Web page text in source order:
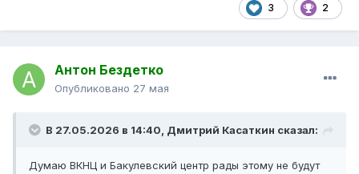
3 2
Антон Бездетко
Опубликовано 27 мая
В 27.05.2026 в 14:40, Дмитрий Касаткин сказал:
Думаю ВКНЦ и Бакулевский центр рады этому не будут